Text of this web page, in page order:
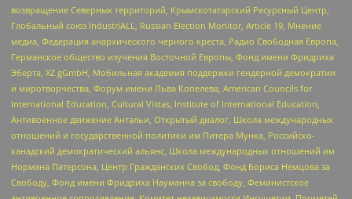
возвращение Северных территорий, Крымскотатарский Ресурсный Центр,
Глобальный союз IndustriALL, Russian Election Monitor, Article 19, Мнение
медиа, Федерация анархического черного креста, Радио Свободная Европа,
Германское общество изучения Восточной Европы, Фонд имени Фридриха
Эберта, XZ gGmbH, Мобильная академия поддержки гендерной демократии
и миротворчества, Форум имени Льва Копелева, American Councils for
International Education, Cultural Vistas, Institute of International Education,
Антивоенное движение Антальи, Открытый диалог, Школа международных
отношений и государственной политики им Питера Мунка, Российско-
канадский демократический альянс, Школа международных отношений им
Нормана Патерсона, Центр Гражданских Свобод, Фонд Бориса Немцова за
Свободу, Фонд имени Фридриха Науманна за свободу, Феминистское